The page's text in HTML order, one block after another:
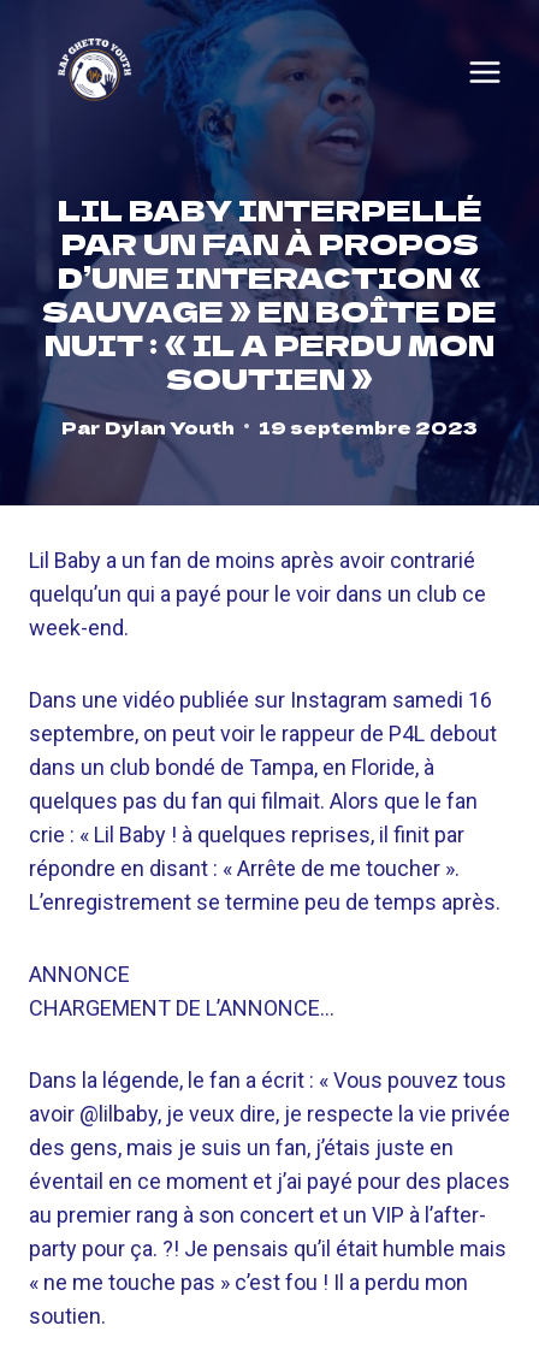
content
LIL BABY INTERPELLÉ
PAR UN FAN À PROPOS
D’UNE INTERACTION «
SAUVAGE » EN BOÎTE DE
NUIT : « IL A PERDU MON
SOUTIEN »
ParDylan Youth 19 septembre 2023
Lil Baby a un fan de moins après avoir contrarié
quelqu’un qui a payé pour le voir dans un club ce
week-end.
Dans une vidéo publiée sur Instagram samedi 16
septembre, on peut voir le rappeur de P4L debout
dans un club bondé de Tampa, en Floride, à
quelques pas du fan qui filmait. Alors que le fan
crie : « Lil Baby ! à quelques reprises, il finit par
répondre en disant : « Arrête de me toucher ».
L’enregistrement se termine peu de temps après.
ANNONCE
CHARGEMENT DE L’ANNONCE…
Dans la légende, le fan a écrit : « Vous pouvez tous
avoir @lilbaby, je veux dire, je respecte la vie privée
des gens, mais je suis un fan, j’étais juste en
éventail en ce moment et j’ai payé pour des places
au premier rang à son concert et un VIP à l’after-
party pour ça. ?! Je pensais qu’il était humble mais
« ne me touche pas » c’est fou ! Il a perdu mon
soutien.